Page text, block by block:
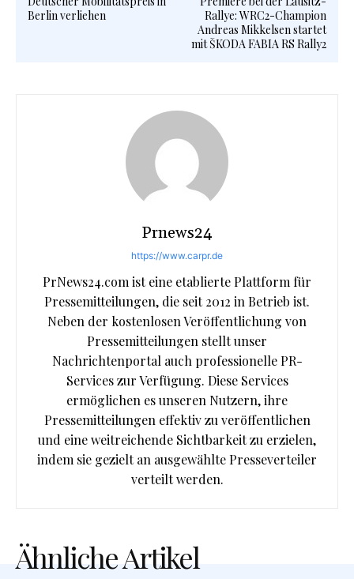
Berlin verliehen
Rallye: WRC2-Champion
Andreas Mikkelsen startet
mit ŠKODA FABIA RS Rally2
Prnews24
https://www.carpr.de
PrNews24.com ist eine etablierte Plattform für
Pressemitteilungen, die seit 2012 in Betrieb ist.
Neben der kostenlosen Veröffentlichung von
Pressemitteilungen stellt unser
Nachrichtenportal auch professionelle PR-
Services zur Verfügung. Diese Services
ermöglichen es unseren Nutzern, ihre
Pressemitteilungen effektiv zu veröffentlichen
und eine weitreichende Sichtbarkeit zu erzielen,
indem sie gezielt an ausgewählte Presseverteiler
verteilt werden.
Ähnliche Artikel